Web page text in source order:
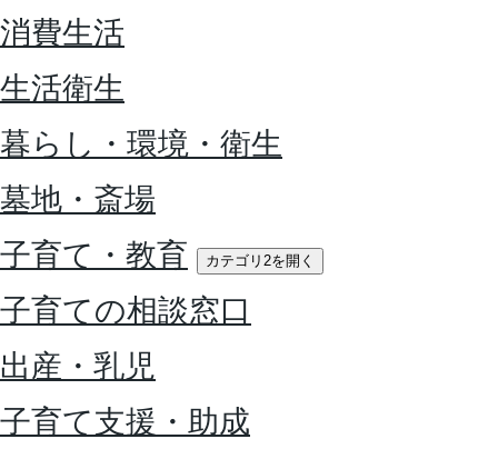
消費生活
生活衛生
暮らし・環境・衛生
墓地・斎場
子育て・教育
カテゴリ2を開く
子育ての相談窓口
出産・乳児
子育て支援・助成